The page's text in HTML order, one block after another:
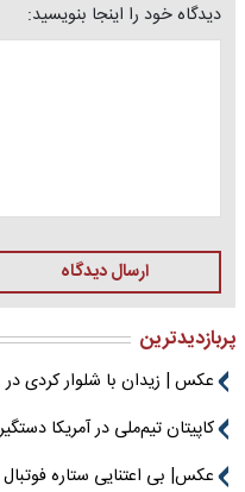
دیدگاه خود را اینجا بنویسید:
ارسال دیدگاه
پربازدیدترین
عکس | زیدان با شلوار کردی
کاپیتان تیم‌ملی در آمریکا
عکس| بی اعتنایی ستاره